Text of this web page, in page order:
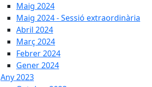
Maig 2024
Maig 2024 - Sessió extraordinària
Abril 2024
Març 2024
Febrer 2024
Gener 2024
Any 2023